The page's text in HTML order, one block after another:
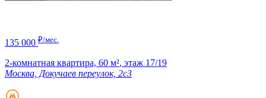
135 000 ₽/мес.
2-комнатная квартира, 60 м², этаж 17/19
Москва, Докучаев переулок, 2с3